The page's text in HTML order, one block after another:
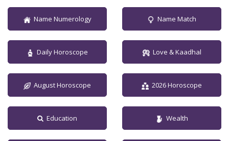
Name Numerology Name Match
Daily Horoscope Love & Kaadhal
August Horoscope 2026 Horoscope
Education Wealth